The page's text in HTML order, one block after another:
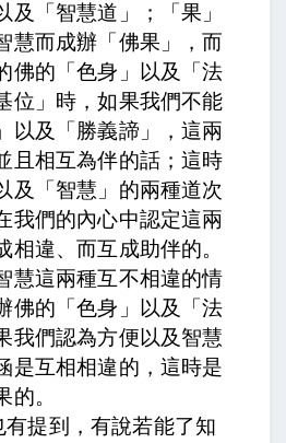
及「智慧道」；「果」
慧而成辦「佛果」，而
佛的「色身」以及「法
位」時，如果我們不能
以及「勝義諦」，這兩
且相互為伴的話；這時
及「智慧」的兩種道次
我們的內心中認定這兩
相違、而互成助伴的。
慧這兩種互不相違的情
佛的「色身」以及「法
我們認為方便以及智慧
是互相相違的，這時是
的。
提到， 有說若能了知